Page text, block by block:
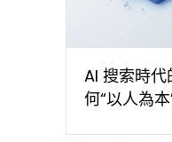
AI 搜索時
何“以人為